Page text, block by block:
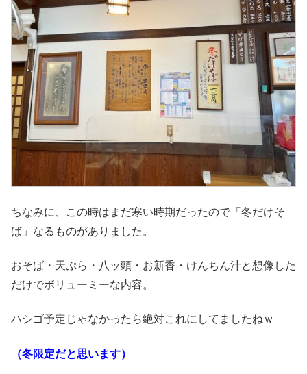
ちなみに、この時はまだ寒い時期だったので「冬だけそ
ば」なるものがありました。
おそば・天ぷら・八ッ頭・お新香・けんちん汁と想像した
だけでボリューミーな内容。
ハシゴ予定じゃなかったら絶対これにしてましたねｗ
（冬限定だと思います）